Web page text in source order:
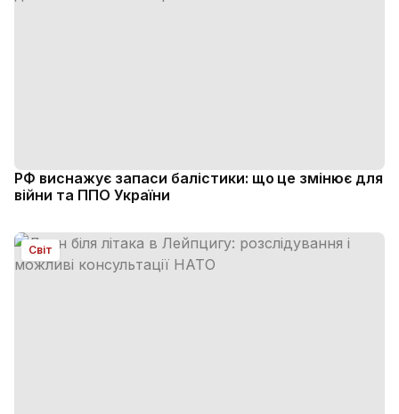
РФ виснажує запаси балістики: що це змінює для
війни та ППО України
Світ